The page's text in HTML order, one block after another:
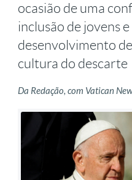
ocasião de uma
inclusão de jovens
desenvolvimento
cultura do descarte
Da Redação, com Vatican